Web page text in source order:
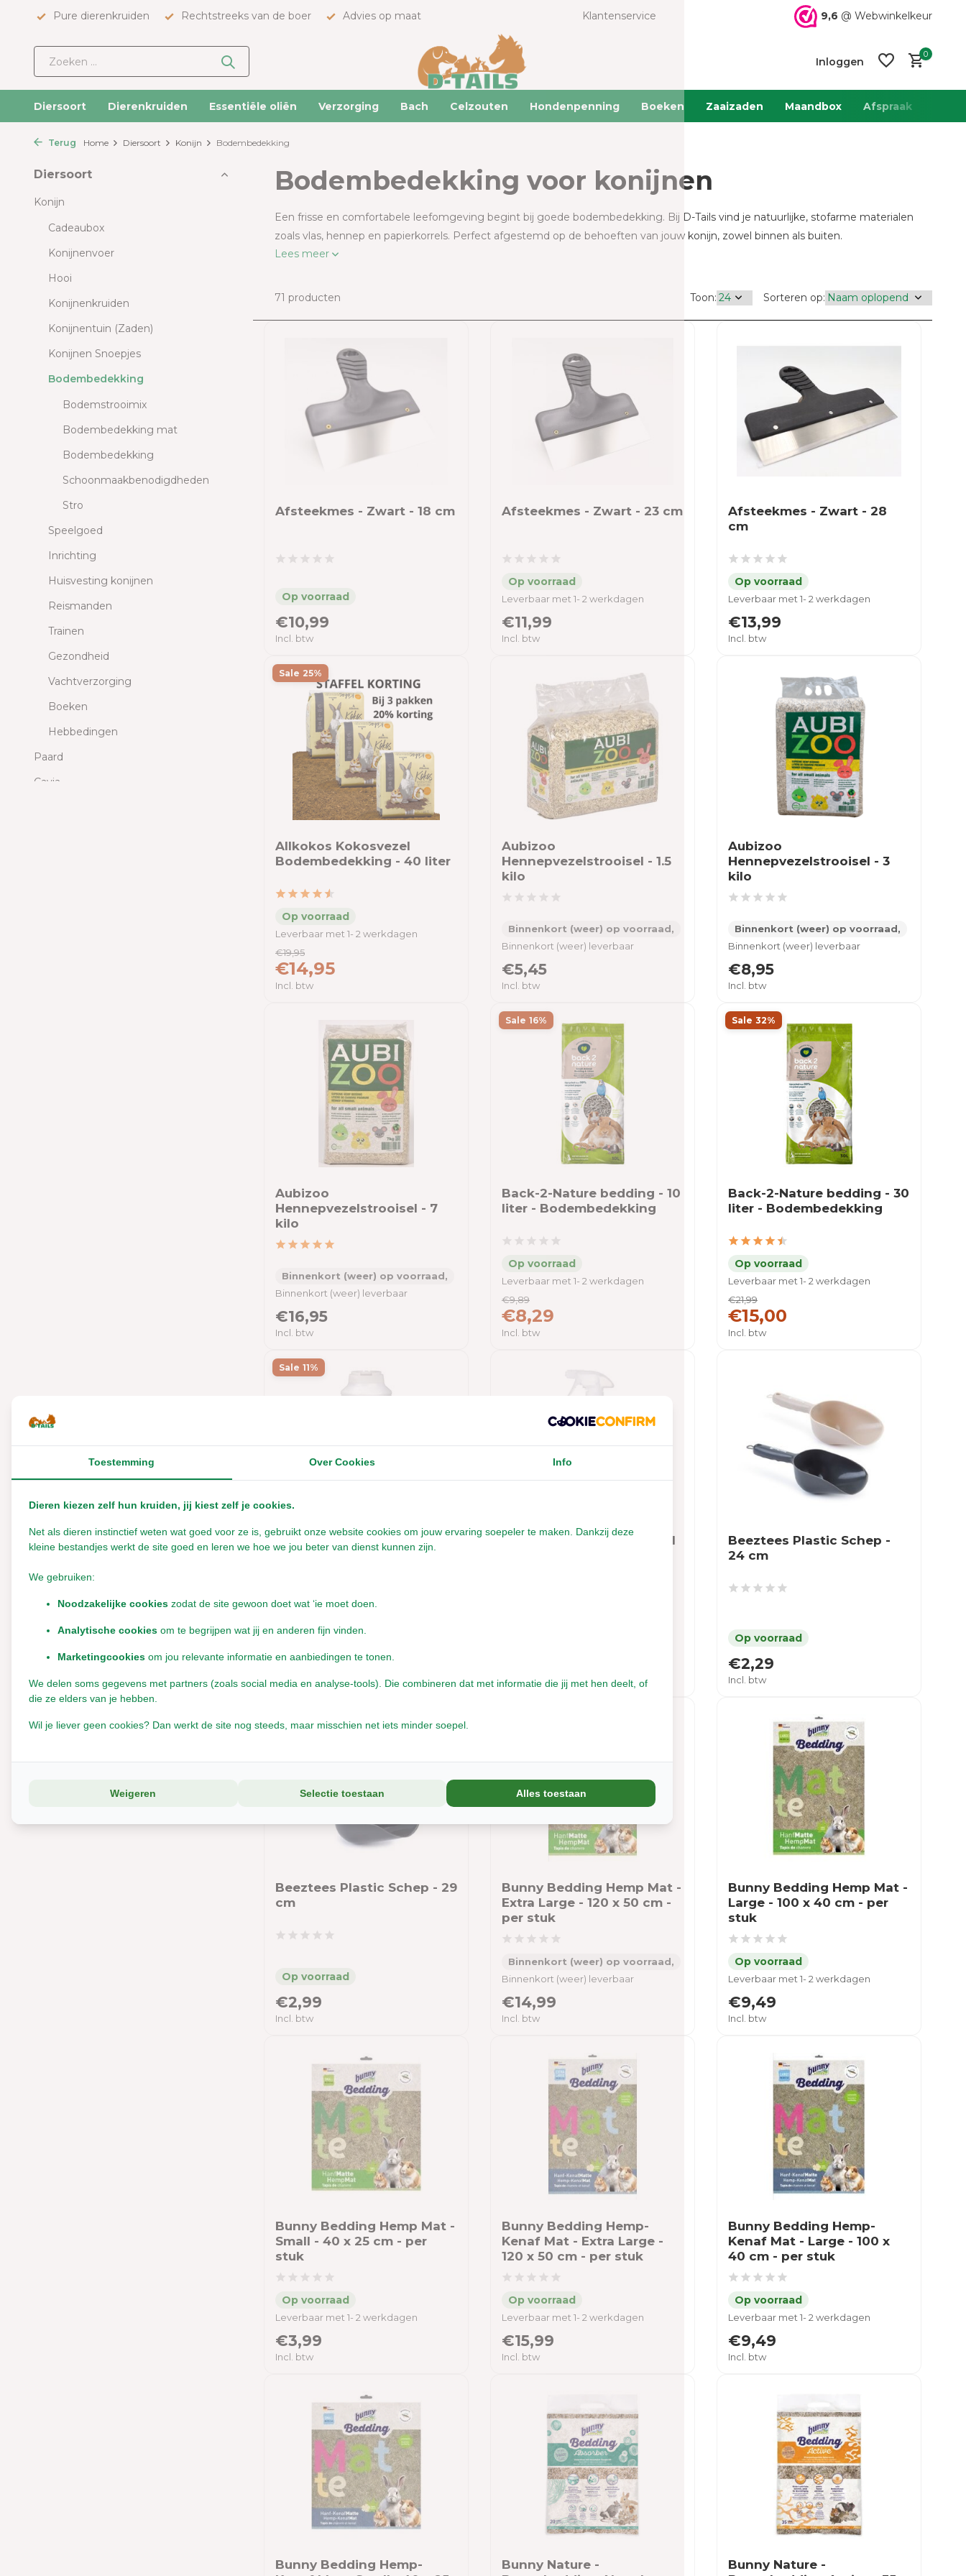
Pure dierenkruiden Rechtstreeks van de boer Advies op maat Klantenservice 9,6 @ Webwinkelkeur
Inloggen
0
Diersoort Dierenkruiden Essentiële oliën Verzorging Bach Celzouten Hondenpenning Boeken Zaaizaden Maandbox Afspraak
Terug Home Diersoort Konijn Bodembedekking
Diersoort
Konijn
Cadeaubox
Konijnenvoer
Hooi
Konijnenkruiden
Konijnentuin (Zaden)
Konijnen Snoepjes
Bodembedekking
Bodemstrooimix
Bodembedekking mat
Bodembedekking
Schoonmaakbenodigdheden
Stro
Speelgoed
Inrichting
Huisvesting konijnen
Reismanden
Trainen
Gezondheid
Vachtverzorging
Boeken
Hebbedingen
Paard
Cavia
D-tails
ESVE
Ecobale
Ecopets
Flamingo
Green Mile
Herbimals
Hugro
JR Farm
Jumbogras
PetsPick Über
Plospan
Bodembedekking voor konijnen
Een frisse en comfortabele leefomgeving begint bij goede bodembedekking. Bij D-Tails vind je natuurlijke, stofarme materialen
zoals vlas, hennep en papierkorrels. Perfect afgestemd op de behoeften van jouw konijn, zowel binnen als buiten.
Lees meer
71 producten Toon: Sorteren op:
Afsteekmes - Zwart - 18 cm
€10,99
Incl. btw
Afsteekmes - Zwart - 23 cm
Leverbaar met 1- 2 werkdagen
€11,99
Incl. btw
Afsteekmes - Zwart - 28
cm
Leverbaar met 1- 2 werkdagen
€13,99
Incl. btw
Sale 25%
Allkokos Kokosvezel
Bodembedekking - 40 liter
Leverbaar met 1- 2 werkdagen
€19,95
€14,95
Incl. btw
Aubizoo
Hennepvezelstrooisel - 1.5
kilo
Binnenkort (weer) op voorraad,
Binnenkort (weer) leverbaar
€5,45
Incl. btw
Aubizoo
Hennepvezelstrooisel - 3
kilo
Binnenkort (weer) op voorraad,
Binnenkort (weer) leverbaar
€8,95
Incl. btw
Aubizoo
Hennepvezelstrooisel - 7
kilo
Binnenkort (weer) op voorraad,
Binnenkort (weer) leverbaar
€16,95
Incl. btw
Sale 16%
Back-2-Nature bedding - 10
liter - Bodembedekking
Leverbaar met 1- 2 werkdagen
€9,89
€8,29
Incl. btw
Sale 32%
Back-2-Nature bedding - 30
liter - Bodembedekking
Leverbaar met 1- 2 werkdagen
€21,99
€15,00
Incl. btw
Sale 11%
Beaphar Geurstop
Knaagdier - 600 gram
Leverbaar met 1- 2 werkdagen
€7,75
Incl. btw
Beaphar Geurweg - 500 ml
Incl. btw
Beeztees Plastic Schep -
24 cm
€2,29
Incl. btw
Beeztees Plastic Schep - 29
cm
€2,99
Incl. btw
Bunny Bedding Hemp Mat -
Extra Large - 120 x 50 cm -
per stuk
Binnenkort (weer) op voorraad,
Binnenkort (weer) leverbaar
€14,99
Incl. btw
Bunny Bedding Hemp Mat -
Large - 100 x 40 cm - per
stuk
Leverbaar met 1- 2 werkdagen
€9,49
Incl. btw
Bunny Bedding Hemp Mat -
Small - 40 x 25 cm - per
stuk
Leverbaar met 1- 2 werkdagen
€3,99
Incl. btw
Bunny Bedding Hemp-
Kenaf Mat - Extra Large -
120 x 50 cm - per stuk
Leverbaar met 1- 2 werkdagen
€15,99
Incl. btw
Bunny Bedding Hemp-
Kenaf Mat - Large - 100 x
40 cm - per stuk
Leverbaar met 1- 2 werkdagen
€9,49
Incl. btw
Bunny Bedding Hemp-
Bunny Nature -
Bunny Nature -
Toestemming Over Cookies Info
Dieren kiezen zelf hun kruiden, jij kiest zelf je cookies.
Net als dieren instinctief weten wat goed voor ze is, gebruikt onze website cookies om jouw ervaring soepeler te maken. Dankzij deze
kleine bestandjes werkt de site goed en leren we hoe we jou beter van dienst kunnen zijn.
We gebruiken:
Noodzakelijke cookies zodat de site gewoon doet wat ‘ie moet doen.
Analytische cookies om te begrijpen wat jij en anderen fijn vinden.
Marketingcookies om jou relevante informatie en aanbiedingen te tonen.
We delen soms gegevens met partners (zoals social media en analyse-tools). Die combineren dat met informatie die jij met hen deelt, of
die ze elders van je hebben.
Wil je liever geen cookies? Dan werkt de site nog steeds, maar misschien net iets minder soepel.
Weigeren Selectie toestaan Alles toestaan